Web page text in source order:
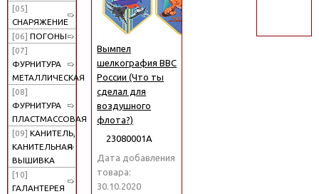
[05]
СНАРЯЖЕНИЕ
[06] ПОГОНЫ
[07]
ФУРНИТУРА
МЕТАЛЛИЧЕСКАЯ
[08]
ФУРНИТУРА
ПЛАСТМАССОВАЯ
[09] КАНИТЕЛЬ,
КАНИТЕЛЬНАЯ
ВЫШИВКА
[10]
ГАЛАНТЕРЕЯ
Вымпел
шелкография ВВС
России (Что ты
сделал для
воздушного
флота?)
23080001А
Дата добавления
товара:
30.10.2020